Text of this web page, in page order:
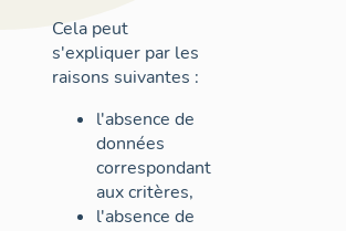
Cela peut
s'expliquer par les
raisons suivantes :
l'absence de
données
correspondant
aux critères,
l'absence de